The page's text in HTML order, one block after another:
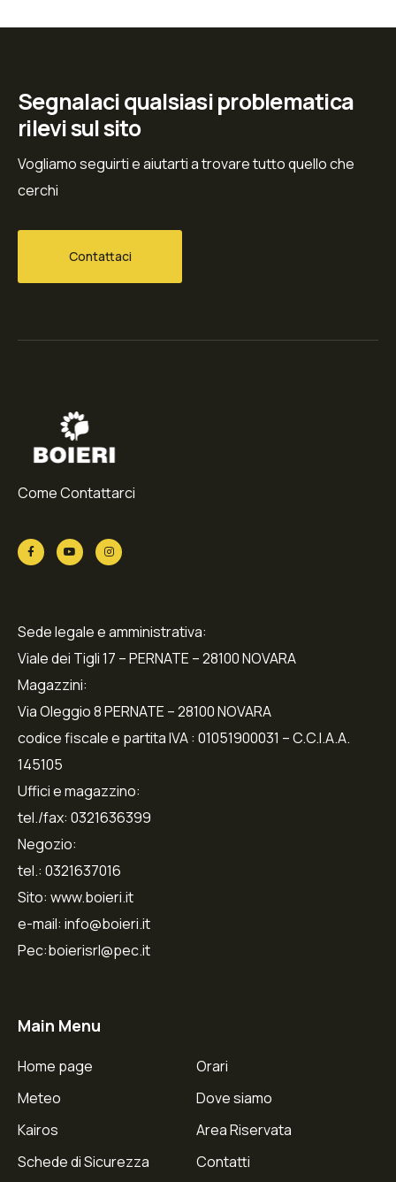
Segnalaci qualsiasi problematica
rilevi sul sito
Vogliamo seguirti e aiutarti a trovare tutto quello che
cerchi
Contattaci
Come Contattarci
Sede legale e amministrativa:
Viale dei Tigli 17 – PERNATE – 28100 NOVARA
Magazzini:
Via Oleggio 8 PERNATE – 28100 NOVARA
codice fiscale e partita IVA : 01051900031 – C.C.I.A.A.
145105
Uffici e magazzino:
tel./fax: 0321636399
Negozio:
tel.: 0321637016
Sito: www.boieri.it
e-mail: info@boieri.it
Pec:boierisrl@pec.it
Main Menu
Home page
Meteo
Kairos
Schede di Sicurezza
Orari
Dove siamo
Area Riservata
Contatti